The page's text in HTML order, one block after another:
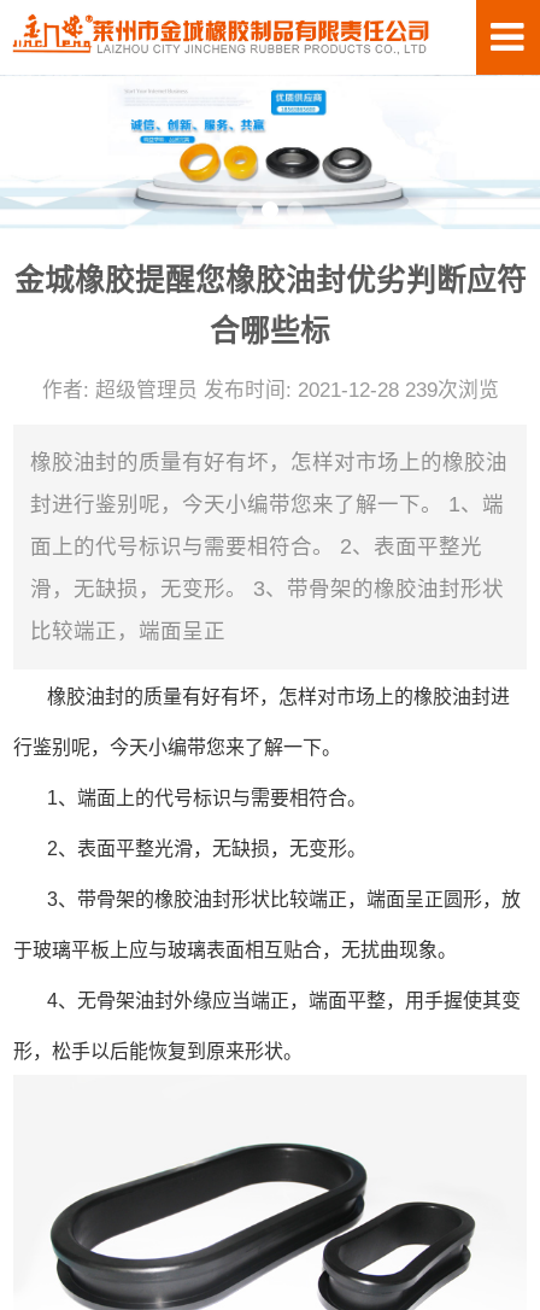
金城橡胶提醒您橡胶油封优劣判断应符
合哪些标
作者: 超级管理员 发布时间: 2021-12-28 239次浏览
橡胶油封的质量有好有坏，怎样对市场上的橡胶油
封进行鉴别呢，今天小编带您来了解一下。 1、端
面上的代号标识与需要相符合。 2、表面平整光
滑，无缺损，无变形。 3、带骨架的橡胶油封形状
比较端正，端面呈正
橡胶油封的质量有好有坏，怎样对市场上的橡胶油封进
行鉴别呢，今天小编带您来了解一下。
1、端面上的代号标识与需要相符合。
2、表面平整光滑，无缺损，无变形。
3、带骨架的橡胶油封形状比较端正，端面呈正圆形，放
于玻璃平板上应与玻璃表面相互贴合，无扰曲现象。
4、无骨架油封外缘应当端正，端面平整，用手握使其变
形，松手以后能恢复到原来形状。